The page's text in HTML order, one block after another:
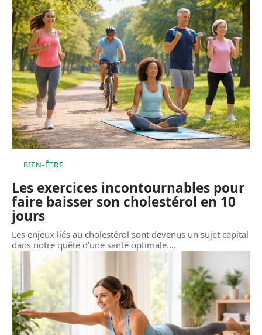
BIEN-ÊTRE
Les exercices incontournables pour
faire baisser son cholestérol en 10
jours
Les enjeux liés au cholestérol sont devenus un sujet capital
dans notre quête d'une santé optimale.…